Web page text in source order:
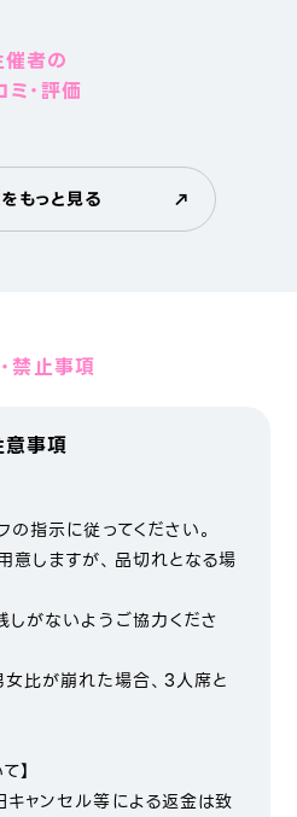
催者の
ミ・評価
もっと見る
禁止事項
意事項
の指示に従ってください。
意しますが、品切れとなる場
しがないようご協力くださ
女比が崩れた場合、3人席と
】
キャンセル等による返金は致